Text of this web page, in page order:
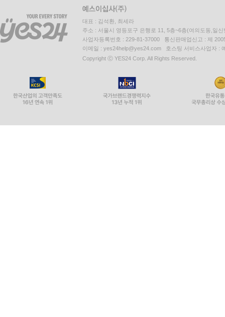
대표 : 김석환, 최세라
주소 : 서울시 영등포구 은행로 11, 5층~6층(여의도동,일신
사업자등록번호 : 229-81-37000 통신판매업신고 : 제
이메일 : yes24help@yes24.com 호스팅 서비스사업자 :
Copyright ⓒ YES24 Corp. All Rights Reserved.